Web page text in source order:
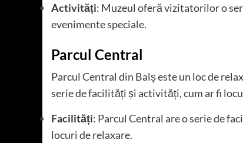
Activități: Muzeul oferă vizitatorilor o
evenimente speciale.
Parcul Central
Parcul Central din Balș este un loc de
serie de facilități și activități, cum ar fi
Facilități: Parcul Central are o serie de
locuri de relaxare.